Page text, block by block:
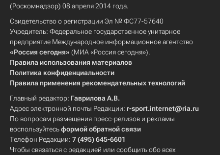
(Роскомнадзор) 08 апреля 2014 года.
Свидетельство о регистрации Эл № ФС77-57640
Учредитель: Федеральное государственное унитарное
предприятие Международное информационное агентство
«Россия сегодня» (МИА «Россия сегодня»).
Правила использования материалов
Политика конфиденциальности
Правила применения рекомендательных технологий
Главный редактор: Гаврилова А.В.
Адрес электронной почты Редакции: r-sport.internet@ria.ru
По вопросам размещения пресс-релизов и рекламы
воспользуйтесьформой обратной связи
Телефон Редакции: 7 (495) 645-6601
Чтобы связаться с редакцией или сообщить обо всех